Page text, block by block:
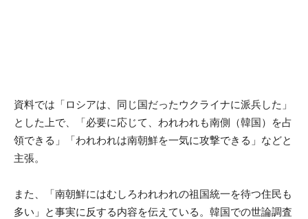
資料では「ロシアは、同じ国だったウクライナに派兵した」
とした上で、「必要に応じて、われわれも南側（韓国）を占
領できる」「われわれは南朝鮮を一気に攻撃できる」などと
主張。
また、「南朝鮮にはむしろわれわれの祖国統一を待つ住民も
多い」と事実に反する内容を伝えている。韓国での世論調査